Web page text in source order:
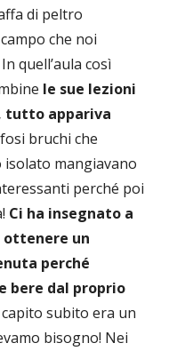
di peltro
che noi
quell’aula così
le sue lezioni
tutto appariva
bruchi che
mangiavano
perché poi
Ci ha insegnato a
ottenere un
perché
bere dal proprio
capito subito era un
bisogno! Nei